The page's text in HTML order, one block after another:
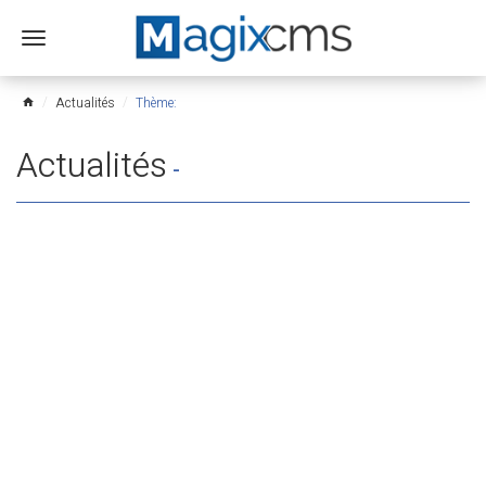
Ouvrir
menu
home Actualités Thème:
Actualités -